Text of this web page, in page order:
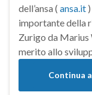
dell’ansa ( ansa.it
importante della
Zurigo da Marius
merito allo
Continua